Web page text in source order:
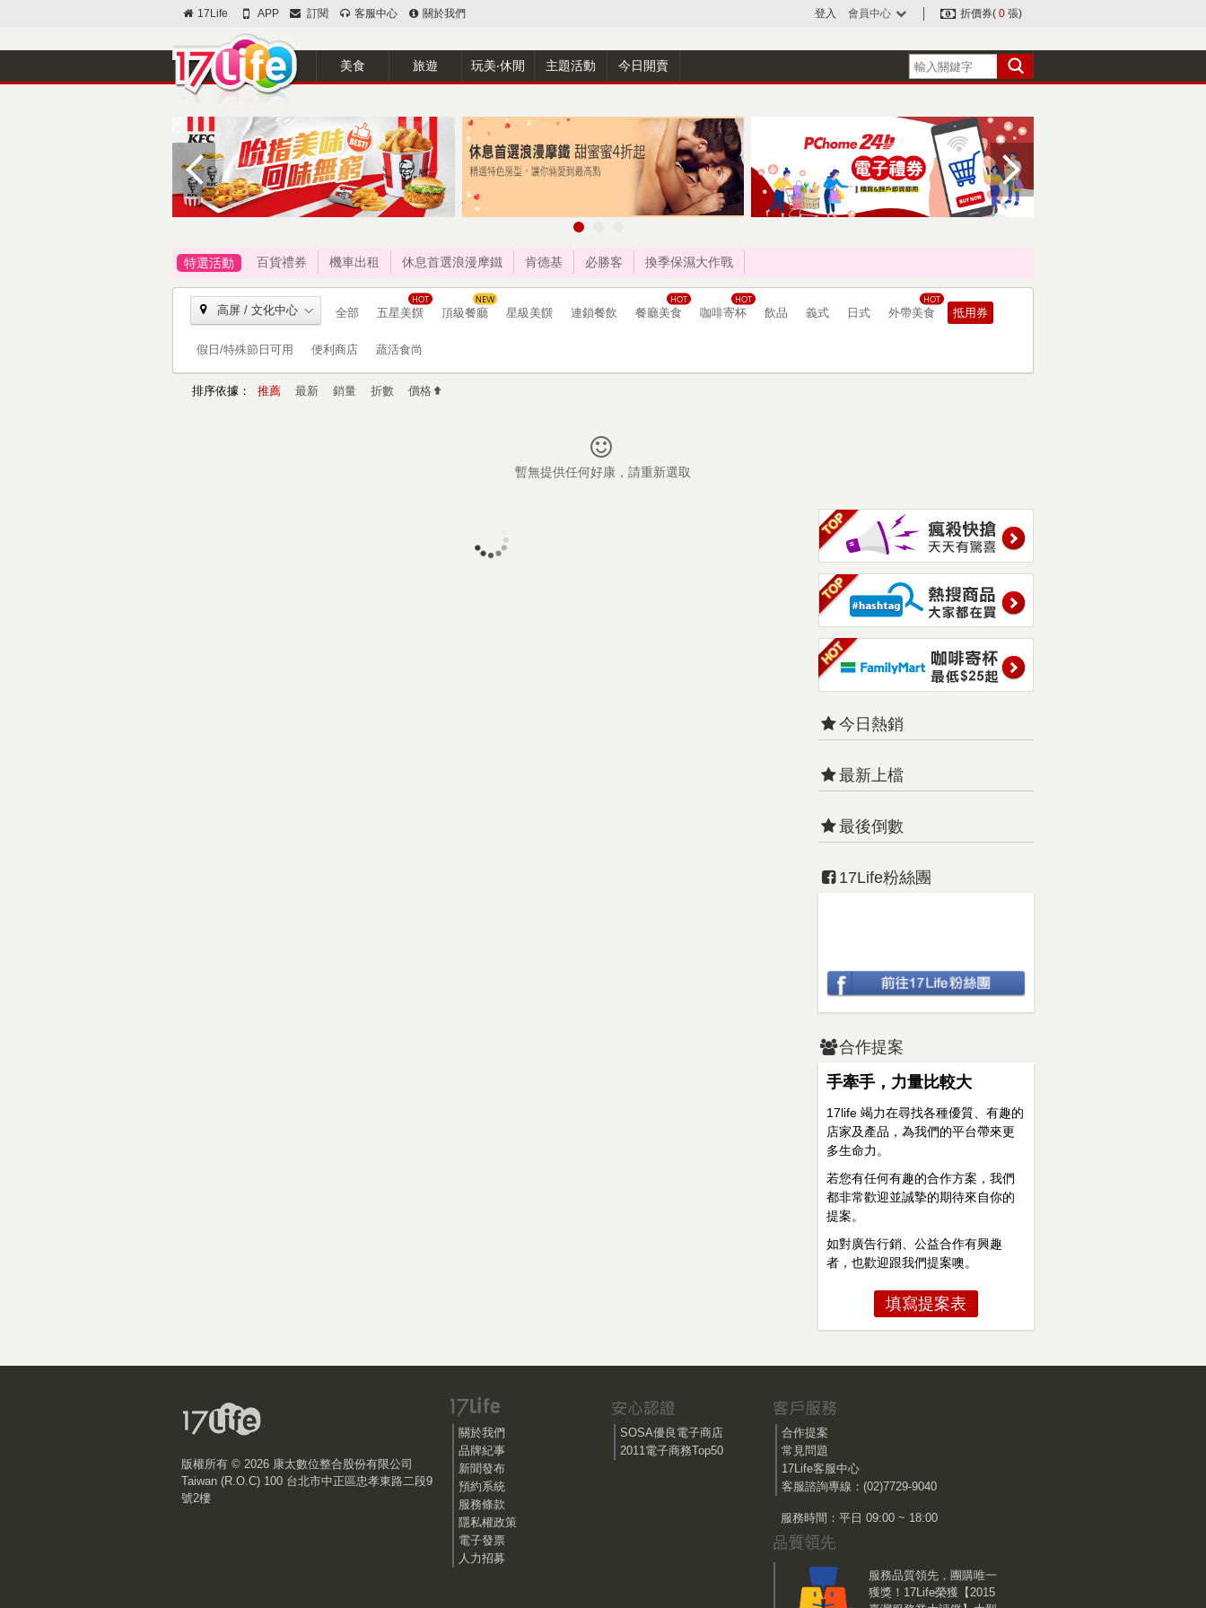
17Life APP 訂閱 客服中心 關於我們 登入 會員中心 折價券( 0 張)
美食 旅遊 玩美‧休閒 主題活動 今日開賣
特選活動 百貨禮券 機車出租 休息首選浪漫摩鐵 肯德基 必勝客 換季保濕大作戰
高屏 / 文化中心 全部 五星美饌 頂級餐廳 星級美饌 連鎖餐飲 餐廳美食 咖啡寄杯 飲品 義式 日式 外帶美食 抵用券
假日/特殊節日可用 便利商店 蔬活食尚
排序依據： 推薦 最新 銷量 折數 價格
暫無提供任何好康，請重新選取
今日熱銷
最新上檔
最後倒數
17Life粉絲團
合作提案
手牽手，力量比較大
17life 竭力在尋找各種優質、有趣的
店家及產品，為我們的平台帶來更
多生命力。
若您有任何有趣的合作方案，我們
都非常歡迎並誠摯的期待來自你的
提案。
如對廣告行銷、公益合作有興趣
者，也歡迎跟我們提案噢。
填寫提案表
版權所有 © 2026 康太數位整合股份有限公司
Taiwan (R.O.C) 100 台北市中正區忠孝東路二段9
號2樓
關於我們
品牌紀事
新聞發布
預約系統
服務條款
隱私權政策
電子發票
人力招募
SOSA優良電子商店
2011電子商務Top50
合作提案
常見問題
17Life客服中心
客服諮詢專線：(02)7729-9040
服務時間：平日 09:00 ~ 18:00
服務品質領先，團購唯一
獲獎！17Life榮獲【2015